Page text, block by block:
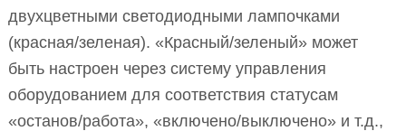
двухцветными светодиодными лампочками
(красная/зеленая). «Красный/зеленый» может
быть настроен через систему управления
оборудованием для соответствия статусам
«останов/работа», «включено/выключено» и т.д.,